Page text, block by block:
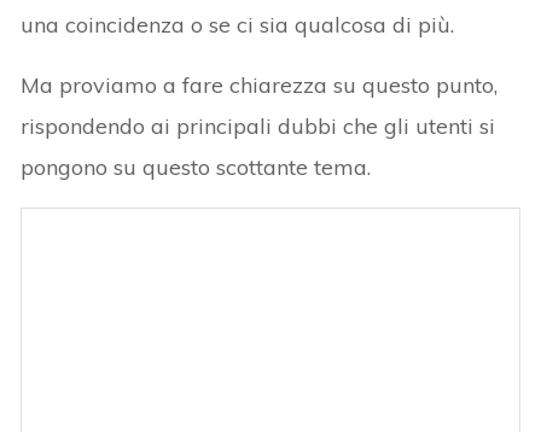
una coincidenza o se ci sia qualcosa di più.
Ma proviamo a fare chiarezza su questo punto,
rispondendo ai principali dubbi che gli utenti si
pongono su questo scottante tema.